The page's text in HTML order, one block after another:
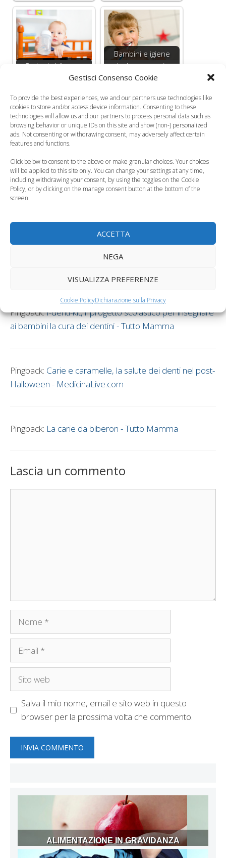
Gestisci Consenso Cookie
To provide the best experiences, we and our partners use technologies like
cookies to store and/or access device information. Consenting to these
technologies will allow us and our partners to process personal data such as
browsing behavior or unique IDs on this site and show (non-) personalized
ads. Not consenting or withdrawing consent, may adversely affect certain
features and functions.
Click below to consent to the above or make granular choices. Your choices
will be applied to this site only. You can change your settings at any time,
including withdrawing your consent, by using the toggles on the Cookie
Policy, or by clicking on the manage consent button at the bottom of the
screen.
ACCETTA
NEGA
VISUALIZZA PREFERENZE
Cookie PolicyDichiarazione sulla Privacy
Carie da biberon:
che fare?
Bambini e igiene
orale, la prevenzione
della carie…
Categorie
Salute del Bambino
Tag
denti,denti e bambini,Ministero della Salute,
prevenire il mal di denti,primi dentini
Gattonare: i diversi stili
I disturbi dell’apprendimento, la disgrafia
4 commenti su “Denti
Parodontite in gravidanza e parto prematuro
Pingback:I-denti-kit, il progetto scolastico per insegnare
ai bambini la cura dei dentini - Tutto Mamma
Pingback: Carie e caramelle, la salute dei denti nel post-
Halloween - MedicinaLive.com
Pingback: La carie da biberon - Tutto Mamma
Lascia un commento
Nome
Email
Sito
Salva il mio nome, email e sito web in questo
browser per la prossima volta che commento.
ALIMENTAZIONE IN GRAVIDANZA